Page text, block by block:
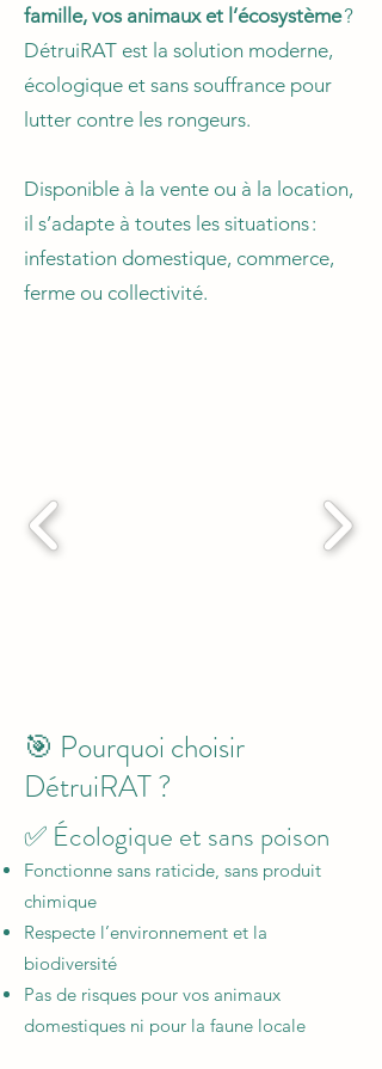
famille, vos animaux et l’écosystème?
DétruiRAT est la solution moderne,
écologique et sans souffrance pour
lutter contre les rongeurs.
Disponible à la vente ou à la location,
il s’adapte à toutes les situations :
infestation domestique, commerce,
ferme ou collectivité.
🎯 Pourquoi choisir
DétruiRAT ?
✅ Écologique et sans poison
Fonctionne sans raticide, sans produit
chimique
Respecte l’environnement et la
biodiversité
Pas de risques pour vos animaux
domestiques ni pour la faune locale